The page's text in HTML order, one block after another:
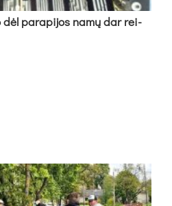
dėl pa­ra­pi­jos na­mų dar rei­